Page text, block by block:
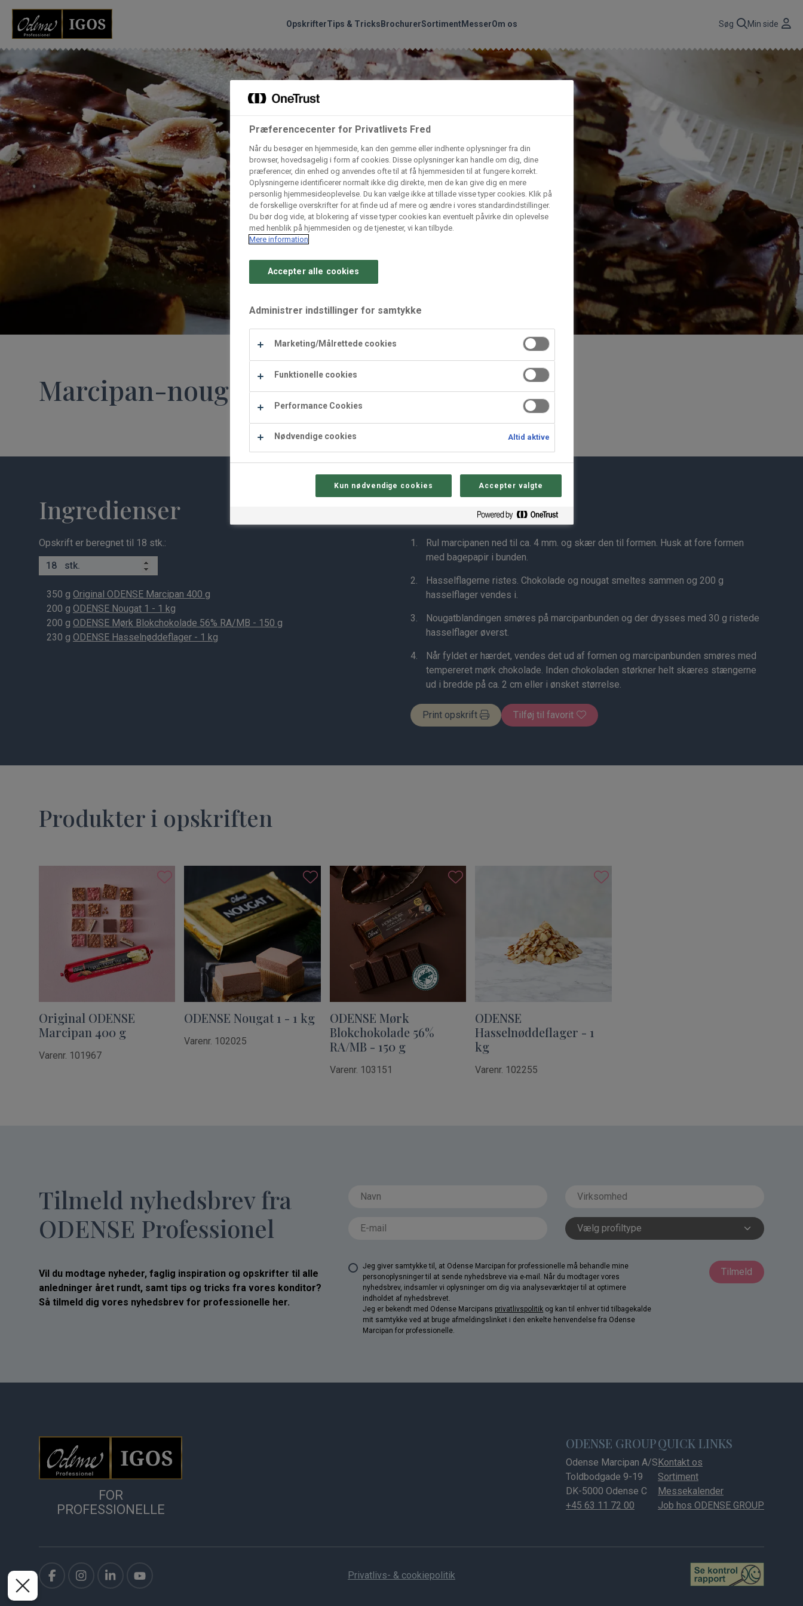
OpskrifterTips & TricksBrochurerSortimentMesserOm os Søg Min side
Marcipan-nougatknas stænger
Ingredienser
Opskrift er beregnet til 18 stk.:
stk.
350 g Original ODENSE Marcipan 400 g
200 g ODENSE Nougat 1 - 1 kg
200 g ODENSE Mørk Blokchokolade 56% RA/MB - 150 g
230 g ODENSE Hasselnøddeflager - 1 kg
Sådan gør du
Rul marcipanen ned til ca. 4 mm. og skær den til formen. Husk at fore formen
med bagepapir i bunden.
Hasselflagerne ristes. Chokolade og nougat smeltes sammen og 200 g
hasselflager vendes i.
Nougatblandingen smøres på marcipanbunden og der drysses med 30 g ristede
hasselflager øverst.
Når fyldet er hærdet, vendes det ud af formen og marcipanbunden smøres med
tempereret mørk chokolade. Inden chokoladen størkner helt skæres stængerne
ud i bredde på ca. 2 cm eller i ønsket størrelse.
Print opskrift Tilføj til favorit
Produkter i opskriften
Original ODENSE
Marcipan 400 g
Varenr. 101967
ODENSE Nougat 1 - 1 kg
Varenr. 102025
ODENSE Mørk
Blokchokolade 56%
RA/MB - 150 g
Varenr. 103151
ODENSE
Hasselnøddeflager - 1
kg
Varenr. 102255
Tilmeld nyhedsbrev fra
ODENSE Professionel
Vil du modtage nyheder, faglig inspiration og opskrifter til alle
anledninger året rundt, samt tips og tricks fra vores konditor?
Så tilmeld dig vores nyhedsbrev for professionelle her.
Jeg giver samtykke til, at Odense Marcipan for professionelle må behandle mine
personoplysninger til at sende nyhedsbreve via e-mail. Når du modtager vores
nyhedsbrev, indsamler vi oplysninger om dig via analyseværktøjer til at optimere
indholdet af nyhedsbrevet.
Jeg er bekendt med Odense Marcipans privatlivspolitik og kan til enhver tid tilbagekalde
mit samtykke ved at bruge afmeldingslinket i den enkelte henvendelse fra Odense
Marcipan for professionelle.
Tilmeld
FOR
PROFESSIONELLE
ODENSE GROUP
Odense Marcipan A/S
Toldbodgade 9-19
DK-5000 Odense C
+45 63 11 72 00
QUICK LINKS
Kontakt os
Sortiment
Messekalender
Job hos ODENSE GROUP
Privatlivs- & cookiepolitik
Søg
Grossister der forhandler vores produkter
AB Catering A/S Arctic Import CBP A/S
Condi ApS Dagrofa Foodservice Fullhouse Gima Catering A/S
Hørkram Foodservice A/S INCO Cash & Carry L. C. Lauritzen A/S Mega House A/S
Procater ApS Vaffelexpressen Waffle Barons
Waffle Supply
Gem dine favoritter!
personlige samling af favoritopskrifter eller produkter.
Bliv medlem af Odense Marcipan's professionelle fællesskab og få
nem adgang til dine gemte opskrifter og produkter - når som helst,
hvor som helst.
Log ind Opret profil
Præferencecenter for Privatlivets Fred
Når du besøger en hjemmeside, kan den gemme eller indhente oplysninger fra din
browser, hovedsagelig i form af cookies. Disse oplysninger kan handle om dig, dine
præferencer, din enhed og anvendes ofte til at få hjemmesiden til at fungere korrekt.
Oplysningerne identificerer normalt ikke dig direkte, men de kan give dig en mere
personlig hjemmesideoplevelse. Du kan vælge ikke at tillade visse typer cookies. Klik på
de forskellige overskrifter for at finde ud af mere og ændre i vores standardindstillinger.
Du bør dog vide, at blokering af visse typer cookies kan eventuelt påvirke din oplevelse
med henblik på hjemmesiden og de tjenester, vi kan tilbyde.
Mere information
Accepter alle cookies
Administrer indstillinger for samtykke
Marketing/Målrettede cookies
Funktionelle cookies
Performance Cookies
Nødvendige cookies Altid aktive
Kun nødvendige cookies Accepter valgte